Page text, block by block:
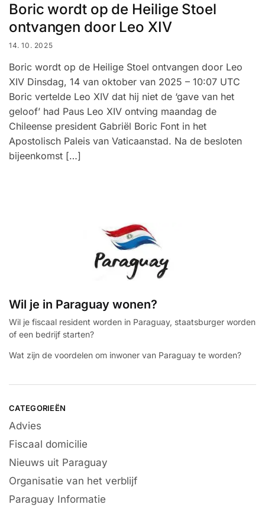
Boric wordt op de Heilige Stoel
ontvangen door Leo XIV
14. 10. 2025
Boric wordt op de Heilige Stoel ontvangen door Leo
XIV Dinsdag, 14 van oktober van 2025 – 10:07 UTC
Boric vertelde Leo XIV dat hij niet de ‘gave van het
geloof’ had Paus Leo XIV ontving maandag de
Chileense president Gabriël Boric Font in het
Apostolisch Paleis van Vaticaanstad. Na de besloten
bijeenkomst […]
Wil je in Paraguay wonen?
Wil je fiscaal resident worden in Paraguay, staatsburger worden
of een bedrijf starten?
Wat zijn de voordelen om inwoner van Paraguay te worden?
CATEGORIEËN
Advies
Fiscaal domicilie
Nieuws uit Paraguay
Organisatie van het verblijf
Paraguay Informatie